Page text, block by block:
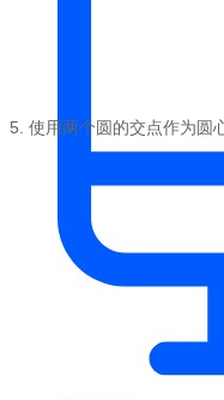
5. 使用两个圆的交点作为圆